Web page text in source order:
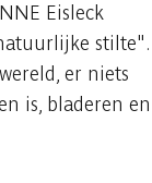
Eisleck
stilte".
er niets
is, bladeren en